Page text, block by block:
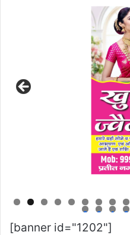
9 0 1 2
[banner id="1202"]